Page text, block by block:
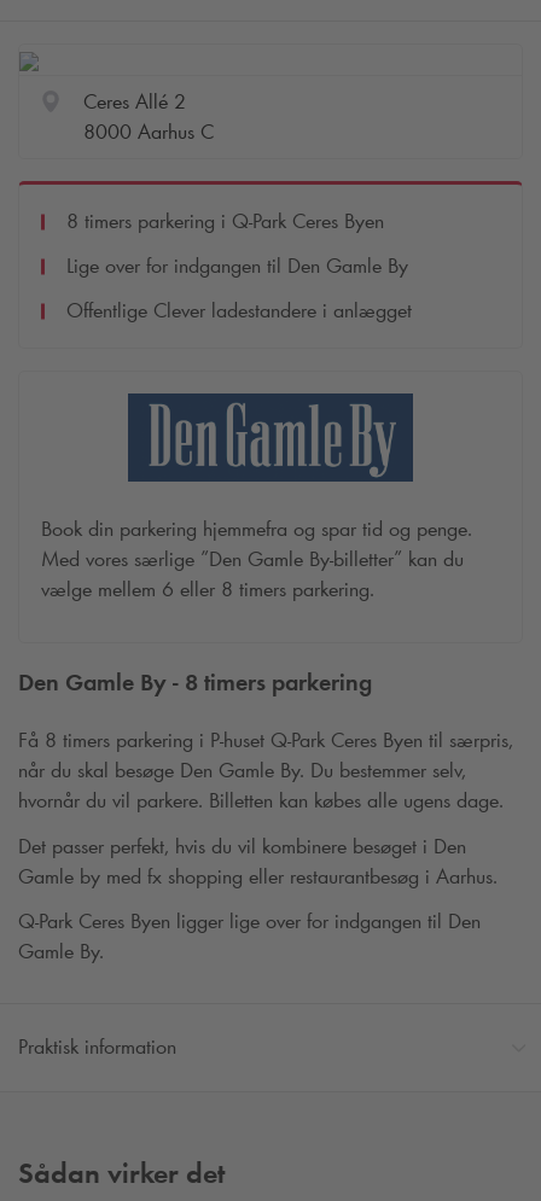
Den Gamle By - 8 timers parkering
Få 8 timers parkering i P-huset Q-Park Ceres Byen til særpris,
når du skal besøge Den Gamle By. Du bestemmer selv,
hvornår du vil parkere. Billetten kan købes alle ugens dage.
Det passer perfekt, hvis du vil kombinere besøget i Den
Gamle by med fx shopping eller restaurantbesøg i Aarhus.
Q-Park Ceres Byen ligger lige over for indgangen til Den
Gamle By.
Ceres Allé 2
8000 Aarhus C
8 timers parkering i Q-Park Ceres Byen
Lige over for indgangen til Den Gamle By
Offentlige Clever ladestandere i anlægget
Book din parkering hjemmefra og spar tid og penge.
Med vores særlige ”Den Gamle By-billetter” kan du
vælge mellem 6 eller 8 timers parkering.
Praktisk information
Sådan virker det